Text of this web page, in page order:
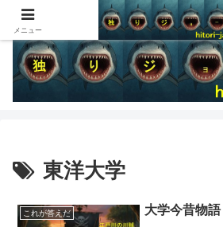
東洋大学
これが答えだ 大学今昔物語
メニュー